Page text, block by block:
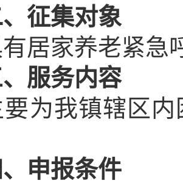
征集对象
家养老紧急呼
服务内容
我镇辖区内
、申报条件